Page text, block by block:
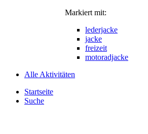
Markiert mit:
lederjacke
jacke
freizeit
motoradjacke
Alle Aktivitäten
Startseite
Suche